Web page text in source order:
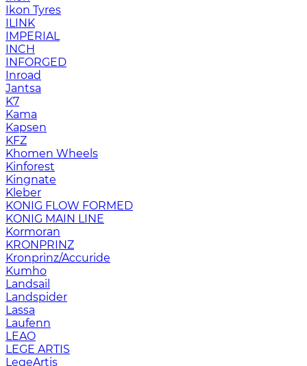
Ikon Tyres
ILINK
IMPERIAL
INCH
INFORGED
Inroad
Jantsa
K7
Kama
Kapsen
KFZ
Khomen Wheels
Kinforest
Kingnate
Kleber
KONIG FLOW FORMED
KONIG MAIN LINE
Kormoran
KRONPRINZ
Kronprinz/Accuride
Kumho
Landsail
Landspider
Lassa
Laufenn
LEAO
LEGE ARTIS
LegeArtis